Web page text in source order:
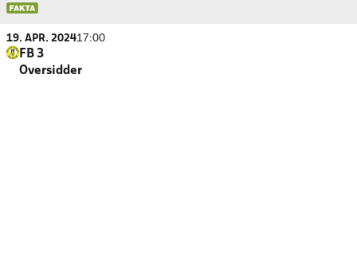
19. APR. 202417:00
FB 3
Oversidder